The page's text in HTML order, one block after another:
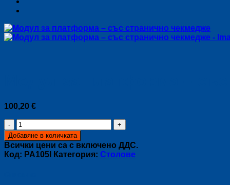
100,20 €
количество
за
Модул
за
платформа
Добавяне в количката
Всички цени са с включено ДДС.
Код: PA105I Категория: Столове